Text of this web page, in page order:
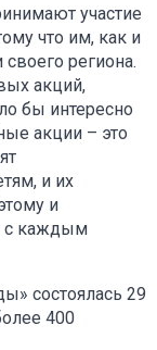
участие
что им, как и
региона.
акций,
бы интересно
акции – это
и их
и
с каждым
состоялась 29
400